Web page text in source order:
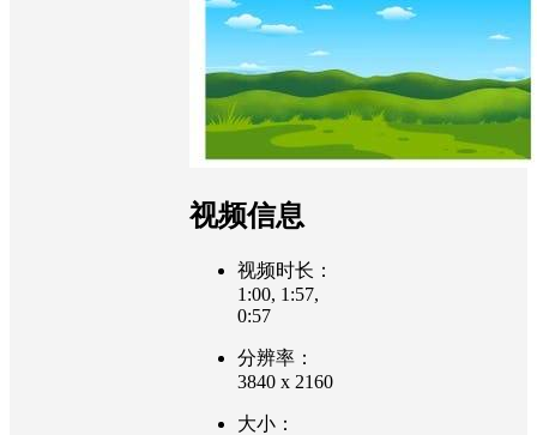
视频信息
视频时长：
1:00, 1:57,
0:57
分辨率：
3840 x 2160
大小：